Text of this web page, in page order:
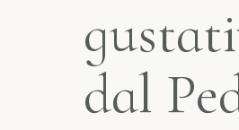
dal